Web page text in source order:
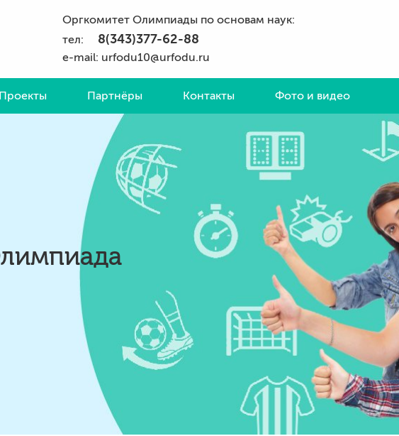
Оргкомитет Олимпиады по основам наук:
тел: 8(343)377-62-88
e-mail: urfodu10@urfodu.ru
Проекты Партнёры Контакты Фото и видео